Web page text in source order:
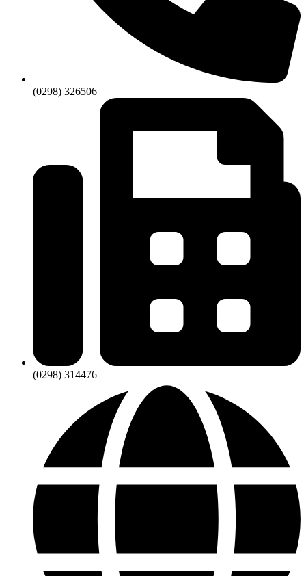
(0298) 326506
(0298) 314476